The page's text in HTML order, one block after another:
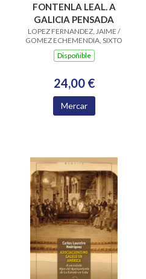
FONTENLA LEAL. A
GALICIA PENSADA
LOPEZ FERNANDEZ, JAIME /
GOMEZ ECHEMENDIA, SIXTO
Dispoñible
24,00 €
Mercar